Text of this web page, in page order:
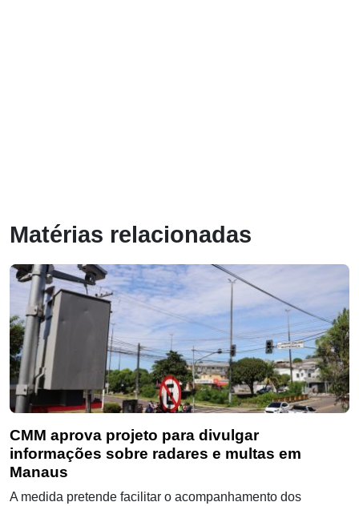
Matérias relacionadas
CMM aprova projeto para divulgar
informações sobre radares e multas em
Manaus
A medida pretende facilitar o acompanhamento dos